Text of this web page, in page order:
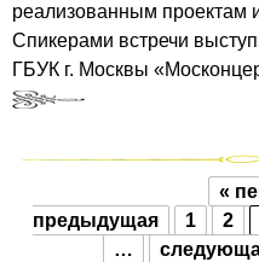
реализованным проектам
Спикерами встречи
ГБУК г. Москвы
Страницы
«
предыдущая
1 2
…